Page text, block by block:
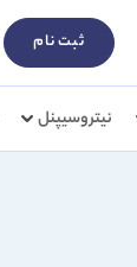
ثبت نام
نیتروسیپنل